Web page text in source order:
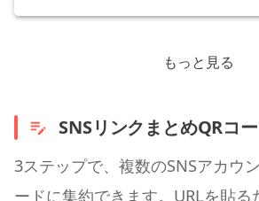
もっと見る
SNSリンクまとめQRコ
3ステップで、複数のSNSアカウ
ードに集約できます。URLを貼る